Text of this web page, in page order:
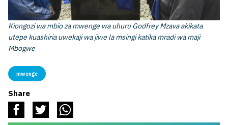
Kiongozi wa mbio za mwenge wa uhuru Godfrey Mzava akikata
utepe kuashiria uwekaji wa jiwe la msingi katika mradi wa maji
Mbogwe
mwenge
Share